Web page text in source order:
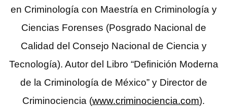
en Criminología con Maestría en Criminología y
Ciencias Forenses (Posgrado Nacional de
Calidad del Consejo Nacional de Ciencia y
Tecnología). Autor del Libro “Definición Moderna
de la Criminología de México” y Director de
Criminociencia (www.criminociencia.com).